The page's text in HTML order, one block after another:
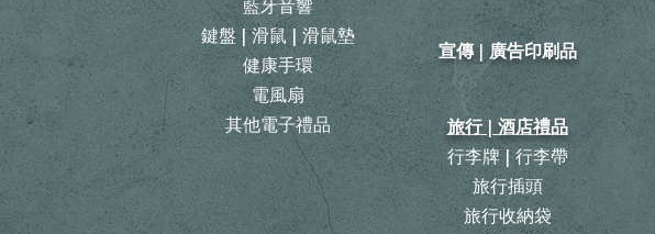
宣傳 | 廣告印刷品
旅行 | 酒店禮品
行李牌 | 行李帶
旅行插頭
​旅行收納袋
藍牙音響
鍵盤 | 滑鼠 | 滑鼠墊
健康手環
電風扇
其他電子禮品